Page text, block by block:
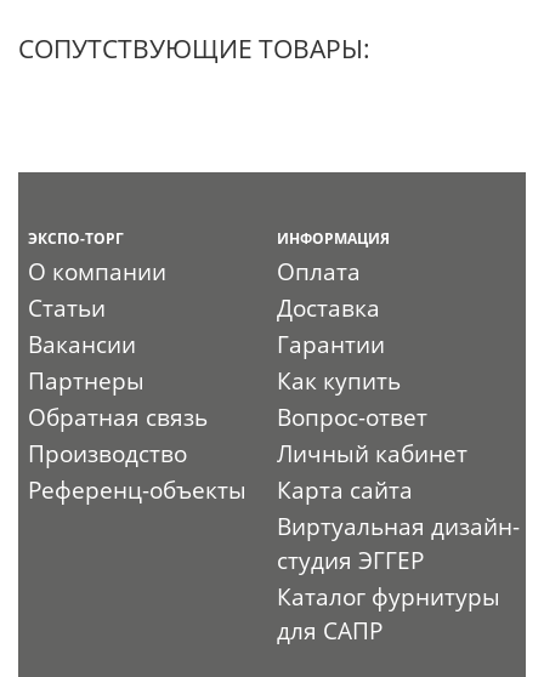
СОПУТСТВУЮЩИЕ ТОВАРЫ:
ЭКСПО-ТОРГ
О компании
Статьи
Вакансии
Партнеры
Обратная связь
Производство
Референц-объекты
ИНФОРМАЦИЯ
Оплата
Доставка
Гарантии
Как купить
Вопрос-ответ
Личный кабинет
Карта сайта
Виртуальная дизайн-
студия ЭГГЕР
Каталог фурнитуры
для САПР